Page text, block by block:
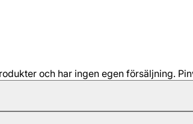
och har ingen egen försäljning.